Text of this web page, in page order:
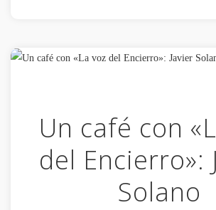
Un café con
del Encierro»:
Solano